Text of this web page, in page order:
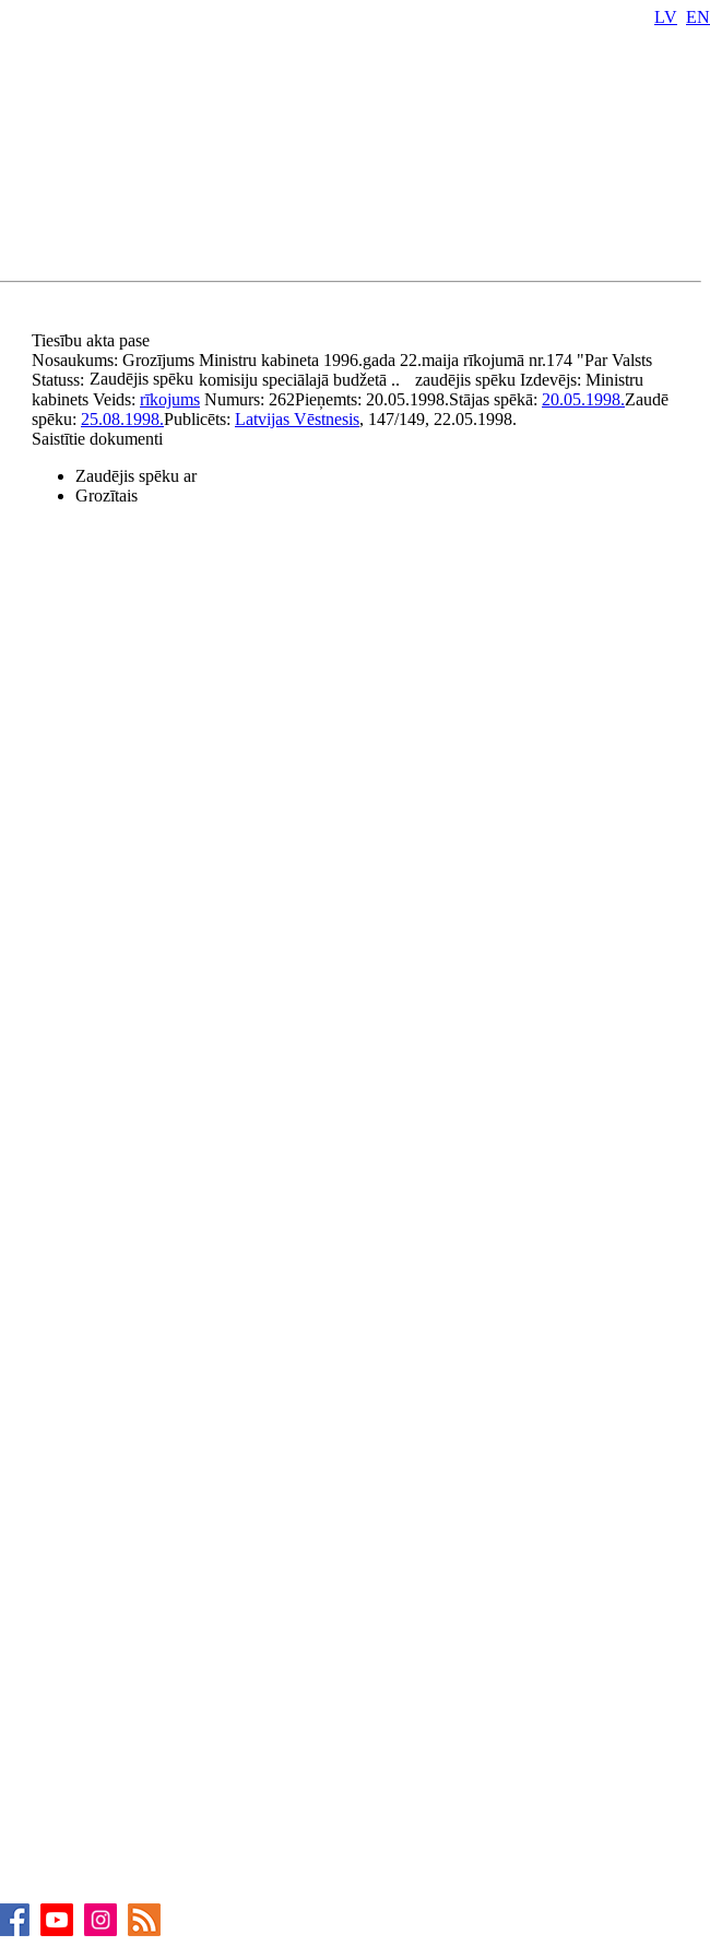
LV EN
Tiesību akta pase
Nosaukums: Grozījums Ministru kabineta 1996.gada 22.maija rīkojumā nr.174 "Par Valsts
komisiju speciālajā budžetā ..
Statuss: Zaudējis spēku zaudējis spēku Izdevējs: Ministru
kabinets Veids: rīkojums Numurs: 262Pieņemts: 20.05.1998.Stājas spēkā: 20.05.1998.Zaudē
spēku: 25.08.1998.Publicēts: Latvijas Vēstnesis, 147/149, 22.05.1998.
Saistītie dokumenti
Zaudējis spēku ar
Grozītais